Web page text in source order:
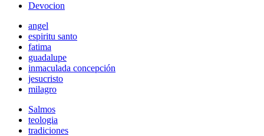
Devocion
angel
espiritu santo
fatima
guadalupe
inmaculada concepción
jesucristo
milagro
Salmos
teologia
tradiciones